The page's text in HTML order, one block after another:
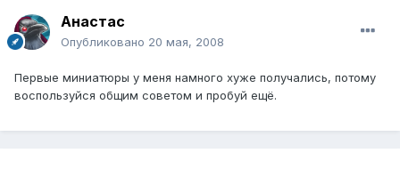
Анастас
Опубликовано 20 мая, 2008
Первые миниатюры у меня намного хуже получались, потому
воспользуйся общим советом и пробуй ещё.